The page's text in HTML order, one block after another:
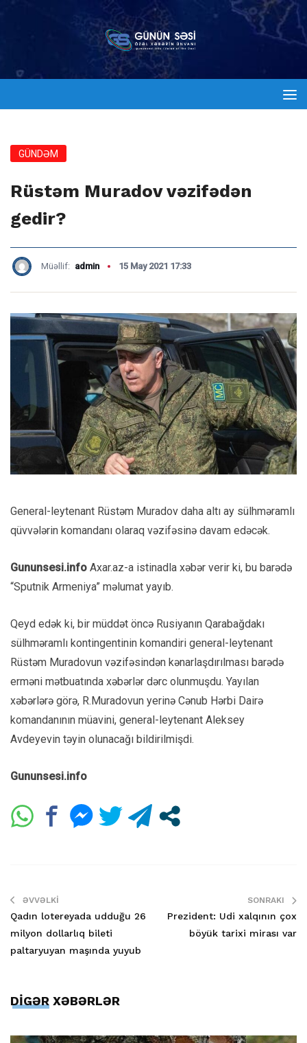
GÜNDƏM
Rüstəm Muradov vəzifədən
gedir?
Müəllif: admin 15 May 2021 17:33
General-leytenant Rüstəm Muradov daha altı ay sülhməramlı
qüvvələrin komandanı olaraq vəzifəsinə davam edəcək.
Gununsesi.info Axar.az-a istinadla xəbər verir ki, bu barədə
“Sputnik Armeniya” məlumat yayıb.
Qeyd edək ki, bir müddət öncə Rusiyanın Qarabağdakı
sülhməramlı kontingentinin komandiri general-leytenant
Rüstəm Muradovun vəzifəsindən kənarlaşdırılması barədə
erməni mətbuatında xəbərlər dərc olunmuşdu. Yayılan
xəbərlərə görə, R.Muradovun yerinə Cənub Hərbi Dairə
komandanının müavini, general-leytenant Aleksey
Avdeyevin təyin olunacağı bildirilmişdi.
Gununsesi.info
ƏVVƏLKI
Qadın lotereyada udduğu 26
milyon dollarlıq bileti
paltaryuyan maşında yuyub
SONRAKI
Prezident: Udi xalqının çox
böyük tarixi mirası var
DİGƏR XƏBƏRLƏR